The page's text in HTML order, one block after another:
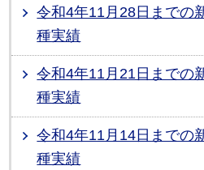
令和4年11月28日までの
種実績
令和4年11月21日までの
種実績
令和4年11月14日までの
種実績